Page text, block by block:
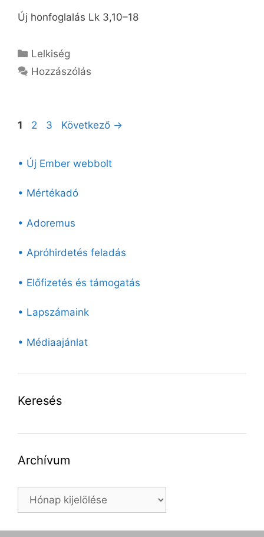
Új honfoglalás Lk 3,10–18
Kategória
Lelkiség
Hozzászólás
Oldal
1 Oldal
2 Oldal
3 Következő →
• Új Ember webbolt
• Mértékadó
• Adoremus
• Apróhirdetés feladás
• Előfizetés és támogatás
• Lapszámaink
• Médiaajánlat
Keresés
Archívum
Archívum